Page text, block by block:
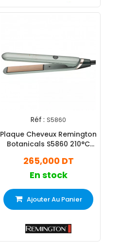
Réf : S5860
Plaque Cheveux Remington
Botanicals S5860 210°C
265,000 DT
En stock
Ajouter Au Panier